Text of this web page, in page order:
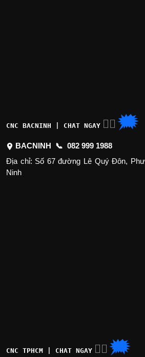
CNC BACNINH | CHAT NGAY 👉🏽 🗯
BACNINH 📞 082 999 1988
Địa chỉ: Số 67 đường Lê Quý Đôn,
Ninh
CNC TPHCM | CHAT NGAY 👉🏽 🗯